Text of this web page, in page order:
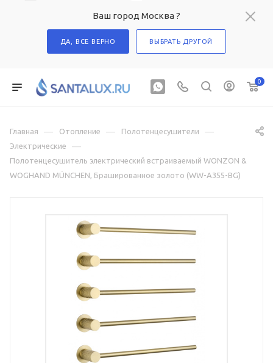
Ваш город Москва ?
ДА, ВСЕ ВЕРНО ВЫБРАТЬ ДРУГОЙ
0
Главная — Отопление — Полотенцесушители —
Электрические —
Полотенцесушитель электрический встраиваемый WONZON &
WOGHAND MÜNCHEN, Брашированное золото (WW-A355-BG)